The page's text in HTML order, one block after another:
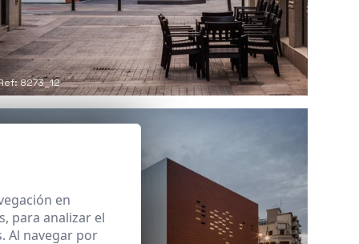
8273_12
en
para analizar el
Al navegar por